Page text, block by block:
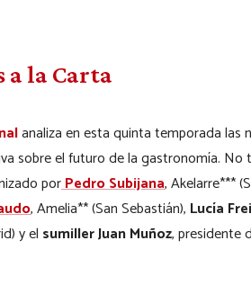
a la Carta
analiza en esta quinta temporada las
sobre el futuro de la gastronomía. No
porPedro Subijana, Akelarre***
, Amelia** (San Sebastián), Lucía
y el sumiller Juan Muñoz, presidente